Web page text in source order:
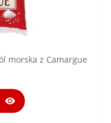
morska z Camargue
